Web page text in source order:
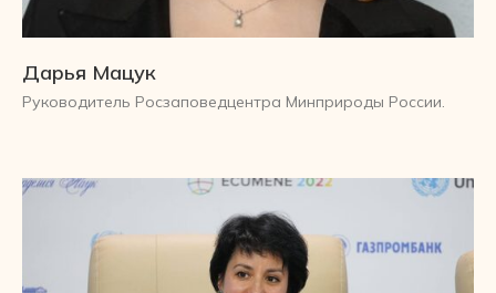
Дарья Мацук
Руководитель Росзаповедцентра Минприроды России.